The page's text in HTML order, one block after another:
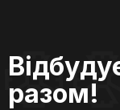
разом!